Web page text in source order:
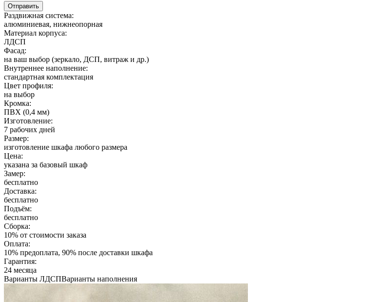
Раздвижная система:
алюминиевая, нижнеопорная
Материал корпуса:
ЛДСП
Фасад:
на ваш выбор (зеркало, ДСП, витраж и др.)
Внутреннее наполнение:
стандартная комплектация
Цвет профиля:
на выбор
Кромка:
ПВХ (0,4 мм)
Изготовление:
7 рабочих дней
Размер:
изготовление шкафа любого размера
Цена:
указана за базовый шкаф
Замер:
бесплатно
Доставка:
бесплатно
Подъём:
бесплатно
Сборка:
10% от стоимости заказа
Оплата:
10% предоплата, 90% после доставки шкафа
Гарантия:
24 месяца
Варианты ЛДСПВарианты наполнения